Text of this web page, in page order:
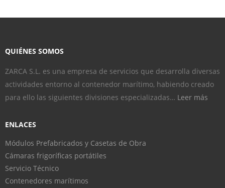
QUIÉNES SOMOS
ZARCA S.L. es una empresa de servicios que desarrolla diversas
actividades entorno al contenedor marítimo, habiendo creado
para ello las siguientes divisiones especializadas… Leer más
ENLACES
Módulos Prefabricados y Casetas de Obra
Cámaras frigoríficas portátiles
Servicio Técnico
Contenedores marítimos